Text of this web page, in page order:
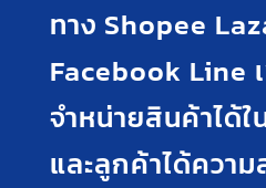
ทาง Shopee
Facebook Line
จำหน่ายสินค้าได้
และลูกค้าได้ความ